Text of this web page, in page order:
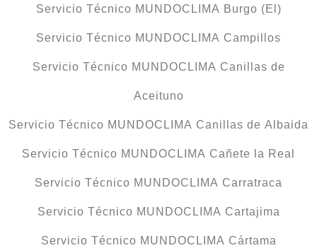
Servicio Técnico MUNDOCLIMA Burgo (El)
Servicio Técnico MUNDOCLIMA Campillos
Servicio Técnico MUNDOCLIMA Canillas de
Aceituno
Servicio Técnico MUNDOCLIMA Canillas de Albaida
Servicio Técnico MUNDOCLIMA Cañete la Real
Servicio Técnico MUNDOCLIMA Carratraca
Servicio Técnico MUNDOCLIMA Cartajima
Servicio Técnico MUNDOCLIMA Cártama